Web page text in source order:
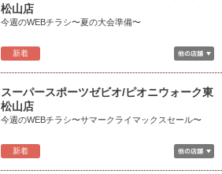
新着
松山店
今週のWEBチラシ〜夏の大会準備〜
新着
スーパースポーツゼビオ/ピオニウォーク東
松山店
今週のWEBチラシ〜サマークライマックスセール〜